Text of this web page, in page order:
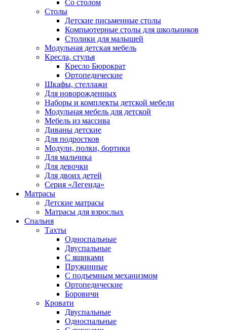
Со столом
Столы
Детские письменные столы
Компьютерные столы для школьников
Столики для малышей
Модульная детская мебель
Кресла, стулья
Кресло Бюрократ
Ортопедические
Шкафы, стеллажи
Для новорожденных
Наборы и комплекты детской мебели
Модульная мебель для детской
Мебель из массива
Диваны детские
Для подростков
Модули, полки, бортики
Для мальчика
Для девочки
Для двоих детей
Серия «Легенда»
Матрасы
Детские матрасы
Матрасы для взрослых
Спальня
Тахты
Односпальные
Двуспальные
С ящиками
Пружинные
С подъемным механизмом
Ортопедические
Боровичи
Кровати
Двуспальные
Односпальные